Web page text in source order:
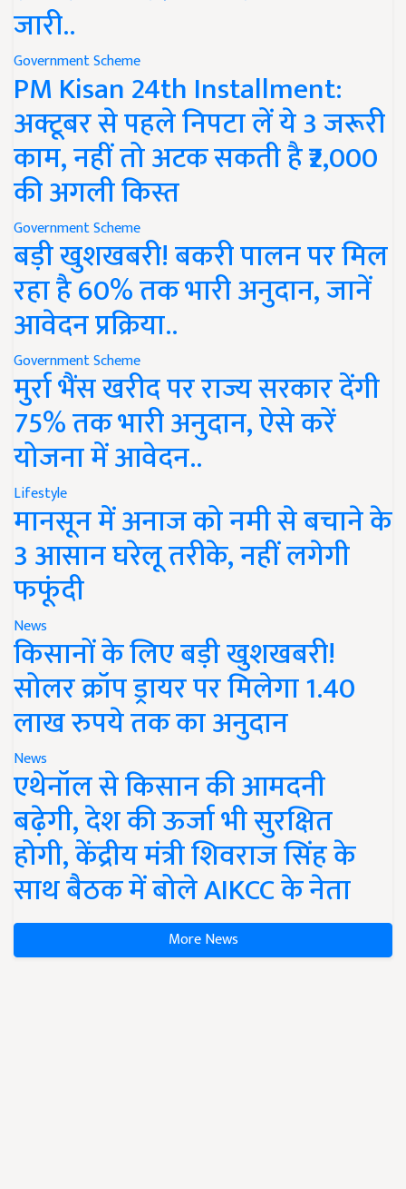
जारी..
Government Scheme
PM Kisan 24th Installment:
अक्टूबर से पहले निपटा लें ये 3 जरूरी
काम, नहीं तो अटक सकती है ₹2,000
की अगली किस्त
Government Scheme
बड़ी खुशखबरी! बकरी पालन पर मिल
रहा है 60% तक भारी अनुदान, जानें
आवेदन प्रक्रिया..
Government Scheme
मुर्रा भैंस खरीद पर राज्य सरकार देंगी
75% तक भारी अनुदान, ऐसे करें
योजना में आवेदन..
Lifestyle
मानसून में अनाज को नमी से बचाने के
3 आसान घरेलू तरीके, नहीं लगेगी
फफूंदी
News
किसानों के लिए बड़ी खुशखबरी!
सोलर क्रॉप ड्रायर पर मिलेगा 1.40
लाख रुपये तक का अनुदान
News
एथेनॉल से किसान की आमदनी
बढ़ेगी, देश की ऊर्जा भी सुरक्षित
होगी, केंद्रीय मंत्री शिवराज सिंह के
साथ बैठक में बोले AIKCC के नेता
More News